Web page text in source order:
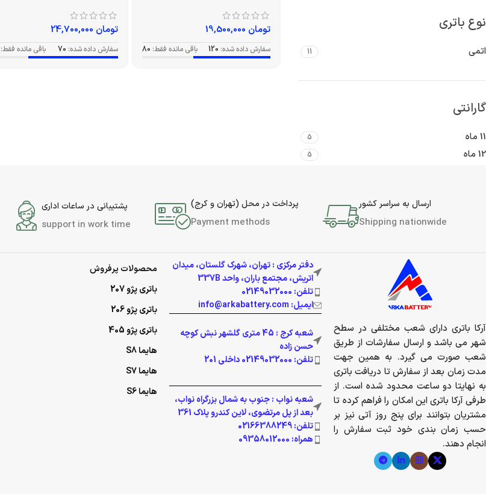
نوع باتری
اتمی 11
گارانتی
11 ماه 5
12 ماه 5
تومان
سفارش داده شده: 120 باقی مانده فقط: 80
تومان
سفارش داده شده: 70 باقی مانده فقط:
ارسال به سراسر کشور
Shipping nationwide
پرداخت در محل (تهران و کرج)
Payment methods
پشتیبانی در ساعات اداری
support in work time
آرکا باتری دارای شعب مختلفی در سطح
شهر می باشد و ارسال سفارشات از طریق
شعب صورت می گیرد. به همین جهت
مدت زمان بعد از سفارش تا دریافت باتری
به نهایتا دو ساعت محدود شده است. از
طرفی آرکا باتری این امکان را فراهم کرده تا
مشتریان بتوانند برای پنج روز آتی نیز بر
حسب زمان بندی خود ثبت سفارش را
انجام دهند.
دفتر مرکزی : تهران، شهرک گلستان، میدان
اتریش، مجتمع باران، واحد 337B
تلفن: 02149032000
ایمیل: info@arkabattery.com
شعبه کرج : 45 متری گلشهر نبش کوچه
حسن زاده
تلفن: 02149032000 داخلی 201
شعبه نواب : جنوب به شمال بزرگراه نواب،
بعد از پل مرتضوی، لاین کندرو پلاک 361
تلفن: 02166388249
همراه: 09358012000
محصولات پرفروش
باتری پژو 207
باتری پژو 206
باتری پژو 405
هایما S8
هایما S7
هایما S6